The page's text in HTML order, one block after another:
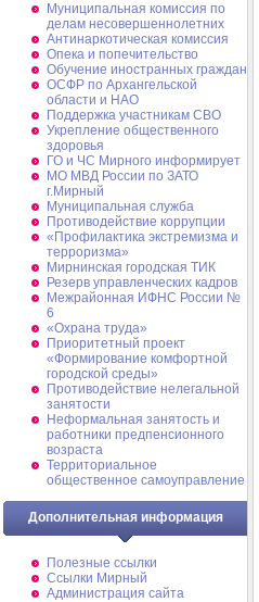
Муниципальная комиссия по
делам несовершеннолетних
Антинаркотическая комиссия
Опека и попечительство
Обучение иностранных граждан
ОСФР по Архангельской
области и НАО
Поддержка участникам СВО
Укрепление общественного
здоровья
ГО и ЧС Мирного информирует
МО МВД России по ЗАТО
г.Мирный
Муниципальная cлужба
Противодействие коррупции
«Профилактика экстремизма и
терроризма»
Мирнинская городская ТИК
Резерв управленческих кадров
Межрайонная ИФНС России №
6
«Охрана труда»
Приоритетный проект
«Формирование комфортной
городской среды»
Противодействие нелегальной
занятости
Неформальная занятость и
работники предпенсионного
возраста
Территориальное
общественное самоуправление
Дополнительная информация
Полезные ссылки
Ссылки Мирный
Администрация сайта